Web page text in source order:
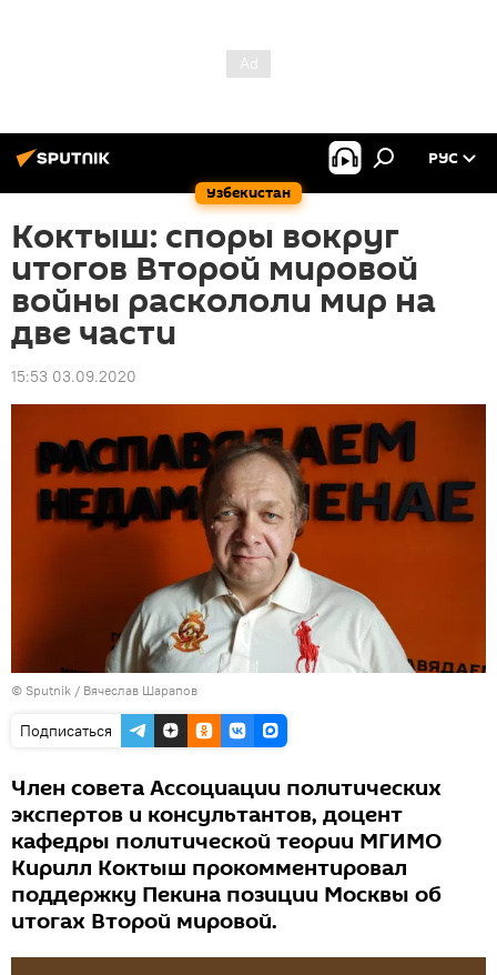
Узбекистан
РУС
Коктыш: споры вокруг
итогов Второй мировой
войны раскололи мир на
две части
15:53 03.09.2020
© Sputnik / Вячеслав Шарапов
Подписаться
Член совета Ассоциации политических
экспертов и консультантов, доцент
кафедры политической теории МГИМО
Кирилл Коктыш прокомментировал
поддержку Пекина позиции Москвы об
итогах Второй мировой.